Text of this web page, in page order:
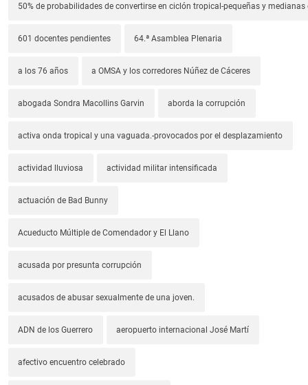
50% de probabilidades de convertirse en ciclón tropical-pequeñas y
601 docentes pendientes 64.ª Asamblea Plenaria
a los 76 años a OMSA y los corredores Núñez de Cáceres
abogada Sondra Macollins Garvin aborda la corrupción
activa onda tropical y una vaguada.-provocados por el desplazamiento
actividad lluviosa actividad militar intensificada
actuación de Bad Bunny
Acueducto Múltiple de Comendador y El Llano
acusada por presunta corrupción
acusados de abusar sexualmente de una joven.
ADN de los Guerrero aeropuerto internacional José Martí
afectivo encuentro celebrado